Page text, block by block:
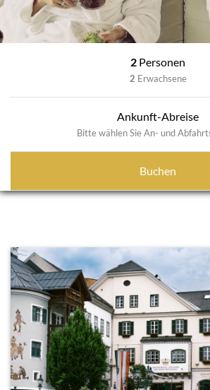
2 Personen
2 Erwachsene
Ankunft-Abreise
Bitte wählen Sie An- und
Buchen